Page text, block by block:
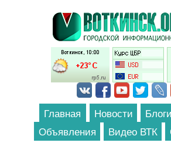
Перейти к основному содержанию
Главная Новости Блоги
Объявления
Видео ВТК